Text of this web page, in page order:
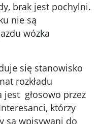
brak jest pochylni.
nie są
wózka
się stanowisko
rozkładu
jest głosowo przez
którzy
są wpisywani do